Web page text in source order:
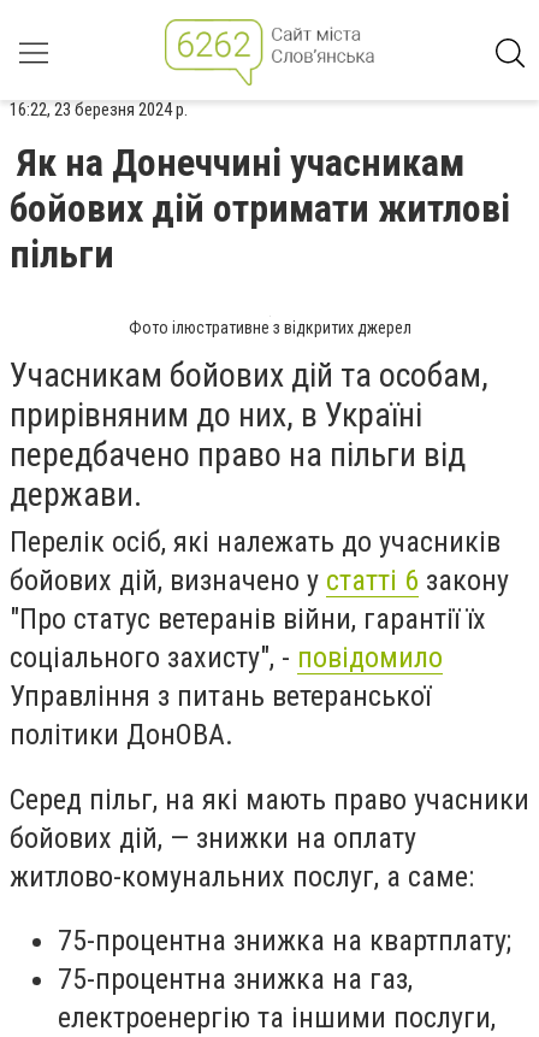
16:22, 23 березня 2024 р.
Як на Донеччині учасникам
бойових дій отримати житлові
пільги
Фото ілюстративне з відкритих джерел
Учасникам бойових дій та особам,
прирівняним до них, в Україні
передбачено право на пільги від
держави.
Перелік осіб, які належать до учасників
бойових дій, визначено у статті 6 закону
"Про статус ветеранів війни, гарантії їх
соціального захисту", - повідомило
Управління з питань ветеранської
політики ДонОВА.
Серед пільг, на які мають право учасники
бойових дій, — знижки на оплату
житлово-комунальних послуг, а саме:
75-процентна знижка на квартплату;
75-процентна знижка на газ,
електроенергію та іншими послуги,